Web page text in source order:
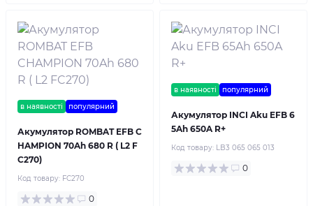
в наявності популярний
Акумулятор ROMBAT EFB C
HAMPION 70Ah 680 R ( L2 F
C270)
Код товару: FC270
0
в наявності популярний
Акумулятор INCI Aku EFB 6
5Ah 650A R+
Код товару: LB3 065 065 013
0